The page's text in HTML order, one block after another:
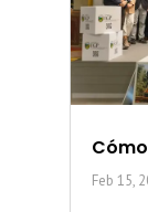
Feb 15,